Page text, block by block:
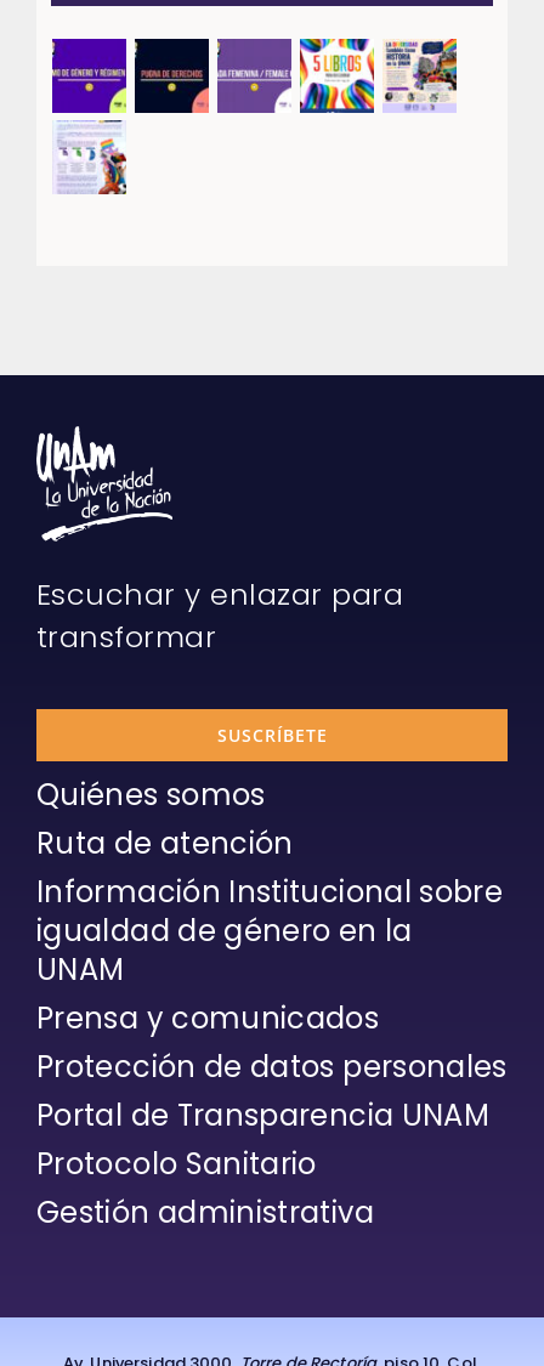
Escuchar y enlazar para
transformar
SUSCRÍBETE
Quiénes somos
Ruta de atención
Información Institucional sobre
igualdad de género en la
UNAM
Prensa y comunicados
Protección de datos personales
Portal de Transparencia UNAM
Protocolo Sanitario
Gestión administrativa